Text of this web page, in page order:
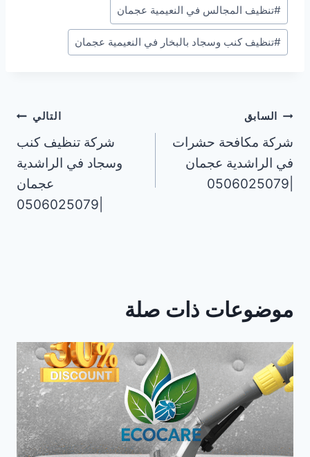
ت
ح
م
…
#تنظيف المجالس في النعيمية عجمان
#تنظيف كنب وسجاد بالبخار في النعيمية عجمان
تصفّح
المقالات
السابق
شركة مكافحة حشرات
في الراشدية عجمان
التالي
شركة تنظيف كنب
وسجاد في الراشدية
عجمان
موضوعات ذات صلة